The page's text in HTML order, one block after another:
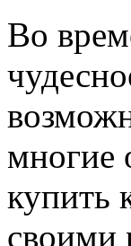
Во
многие
купить
своими